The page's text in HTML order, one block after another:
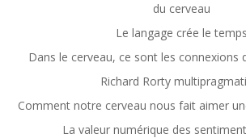
du cerveau
Le langage crée le temps
Dans le cerveau, ce sont les connexions
Richard Rorty
Comment notre cerveau nous fait aimer
La valeur numérique des